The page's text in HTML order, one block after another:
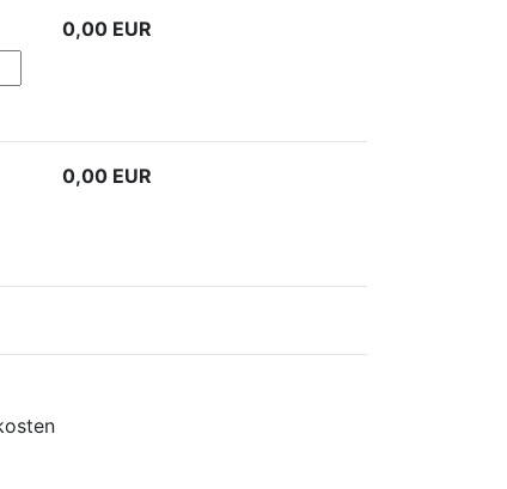
0,00 EUR
0,00 EUR